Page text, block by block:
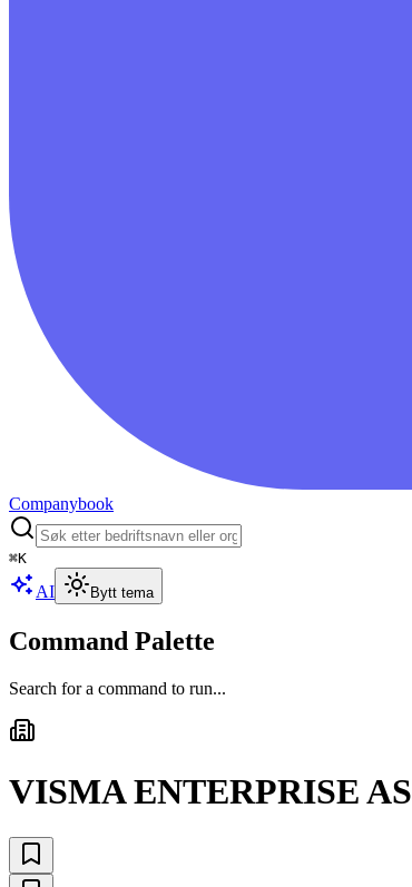
Companybook
⌘K
AI Bytt tema
Command Palette
Search for a command to run...
VISMA ENTERPRISE AS